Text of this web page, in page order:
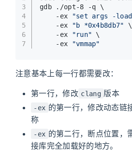
3
4
5
6
7
gdb ./opt-8 -q \
    -ex
"set args -
    -ex
"b *0x4b8db7"
\
    -ex
"run" \
    -ex
"vmmap"
注意基本上每一行都需要改：
第一行，修改 clang 版本
-ex 的第一行，修改动态链
称
-ex 的第二行，断点位置，
接库完全加载好的地方。